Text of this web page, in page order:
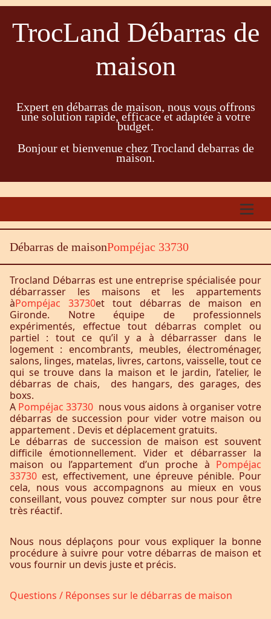
TrocLand Débarras de
maison
Expert en débarras de maison, nous vous offrons
une solution rapide, efficace et adaptée à votre
budget.
Bonjour et bienvenue chez Trocland debarras de
maison.
Débarras de maisonPompéjac 33730
Trocland Débarras est une entreprise spécialisée pour
débarrasser les maisons et les appartements
àPompéjac 33730et tout débarras de maison en
Gironde. Notre équipe de professionnels
expérimentés, effectue tout débarras complet ou
partiel : tout ce qu’il y a à débarrasser dans le
logement : encombrants, meubles, électroménager,
salons, linges, matelas, livres, cartons, vaisselle, tout ce
qui se trouve dans la maison et le jardin, l’atelier, le
débarras de chais, des hangars, des garages, des
boxs.
A Pompéjac 33730 nous vous aidons à organiser votre
débarras de succession pour vider votre maison ou
appartement . Devis et déplacement gratuits.
Le débarras de succession de maison est souvent
difficile émotionnellement. Vider et débarrasser la
maison ou l’appartement d’un proche à Pompéjac
33730 est, effectivement, une épreuve pénible. Pour
cela, nous vous accompagnons au mieux en vous
conseillant, vous pouvez compter sur nous pour être
très réactif.
Nous nous déplaçons pour vous expliquer la bonne
procédure à suivre pour votre débarras de maison et
vous fournir un devis juste et précis.
Questions / Réponses sur le débarras de maison